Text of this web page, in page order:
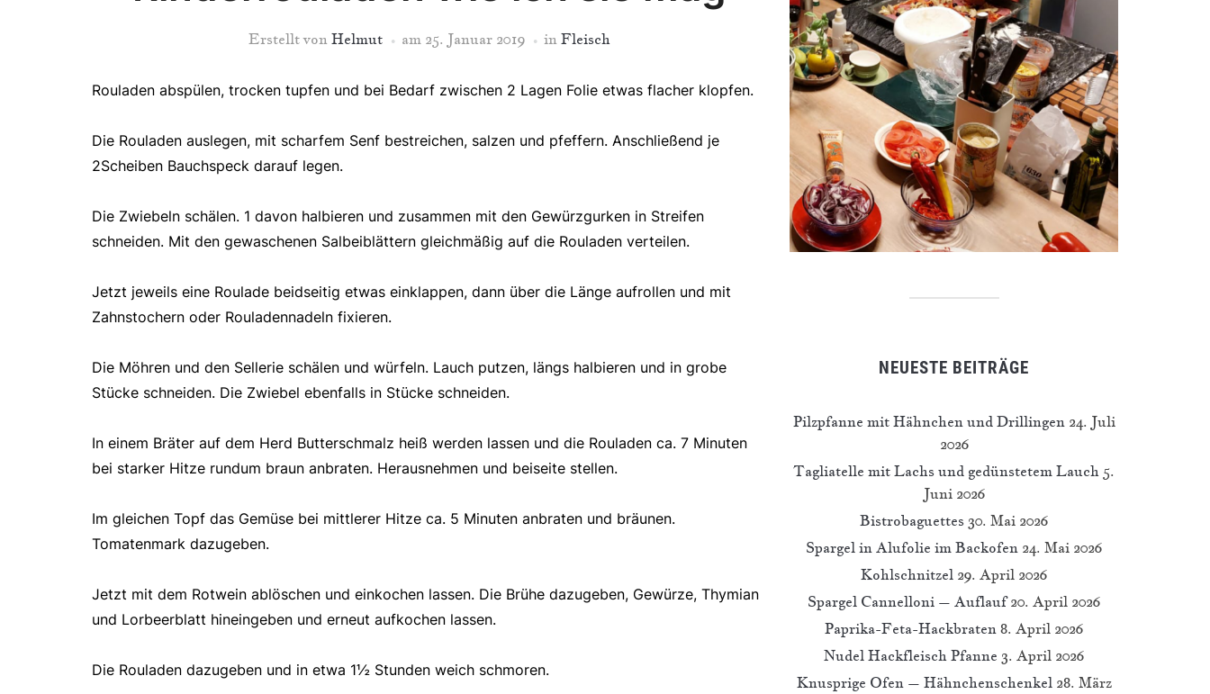
Erstellt von Helmut am 25. Januar 2019 in Fleisch
Rouladen abspülen, trocken tupfen und bei Bedarf zwischen 2 Lagen Folie etwas flacher klopfen.
Die Rouladen auslegen, mit scharfem Senf bestreichen, salzen und pfeffern. Anschließend je
2Scheiben Bauchspeck darauf legen.
Die Zwiebeln schälen. 1 davon halbieren und zusammen mit den Gewürzgurken in Streifen
schneiden. Mit den gewaschenen Salbeiblättern gleichmäßig auf die Rouladen verteilen.
Jetzt jeweils eine Roulade beidseitig etwas einklappen, dann über die Länge aufrollen und mit
Zahnstochern oder Rouladennadeln fixieren.
Die Möhren und den Sellerie schälen und würfeln. Lauch putzen, längs halbieren und in grobe
Stücke schneiden. Die Zwiebel ebenfalls in Stücke schneiden.
In einem Bräter auf dem Herd Butterschmalz heiß werden lassen und die Rouladen ca. 7 Minuten
bei starker Hitze rundum braun anbraten. Herausnehmen und beiseite stellen.
Im gleichen Topf das Gemüse bei mittlerer Hitze ca. 5 Minuten anbraten und bräunen.
Tomatenmark dazugeben.
Jetzt mit dem Rotwein ablöschen und einkochen lassen. Die Brühe dazugeben, Gewürze, Thymian
und Lorbeerblatt hineingeben und erneut aufkochen lassen.
Die Rouladen dazugeben und in etwa 1½ Stunden weich schmoren.
NEUESTE BEITRÄGE
Pilzpfanne mit Hähnchen und Drillingen 24. Juli
2026
Tagliatelle mit Lachs und gedünstetem Lauch 5.
Juni 2026
Bistrobaguettes 30. Mai 2026
Spargel in Alufolie im Backofen 24. Mai 2026
Kohlschnitzel 29. April 2026
Spargel Cannelloni – Auflauf 20. April 2026
Paprika-Feta-Hackbraten 8. April 2026
Nudel Hackfleisch Pfanne 3. April 2026
Knusprige Ofen – Hähnchenschenkel 28. März